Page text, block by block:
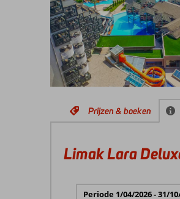
Prijzen & boeken
Limak Lara
Periode 1/04/2026 - 31/